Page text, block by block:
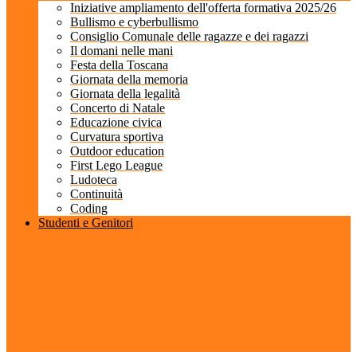
Iniziative ampliamento dell'offerta formativa 2025/26
Bullismo e cyberbullismo
Consiglio Comunale delle ragazze e dei ragazzi
Il domani nelle mani
Festa della Toscana
Giornata della memoria
Giornata della legalità
Concerto di Natale
Educazione civica
Curvatura sportiva
Outdoor education
First Lego League
Ludoteca
Continuità
Coding
Studenti e Genitori